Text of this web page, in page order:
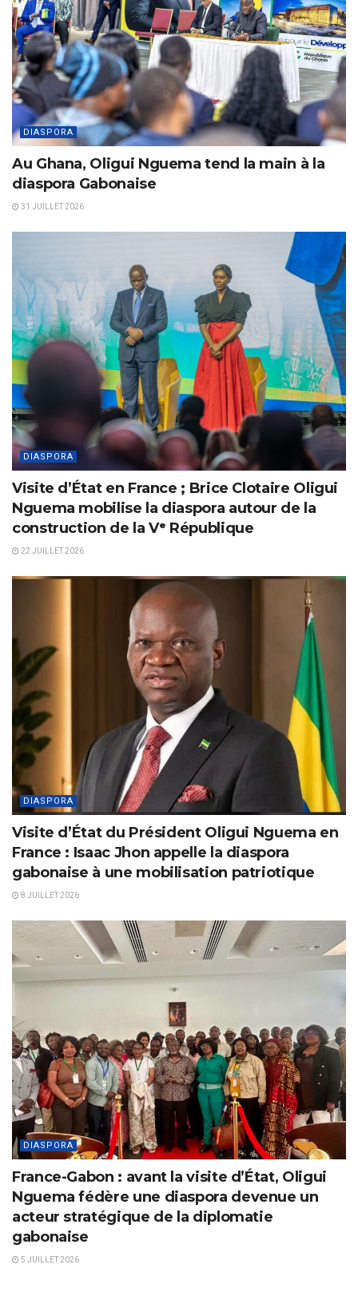
DIASPORA
Au Ghana, Oligui Nguema tend la main à la
diaspora Gabonaise
31 JUILLET 2026
DIASPORA
Visite d’État en France ; Brice Clotaire Oligui
Nguema mobilise la diaspora autour de la
construction de la Vᵉ République
22 JUILLET 2026
DIASPORA
Visite d’État du Président Oligui Nguema en
France : Isaac Jhon appelle la diaspora
gabonaise à une mobilisation patriotique
8 JUILLET 2026
DIASPORA
France-Gabon : avant la visite d’État, Oligui
Nguema fédère une diaspora devenue un
acteur stratégique de la diplomatie
gabonaise
5 JUILLET 2026